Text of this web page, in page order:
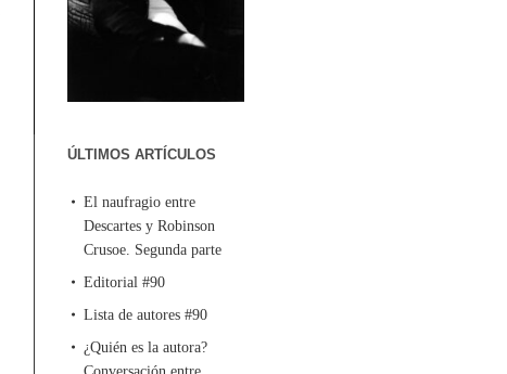
ÚLTIMOS ARTÍCULOS
El naufragio entre
Descartes y Robinson
Crusoe. Segunda parte
Editorial #90
Lista de autores #90
¿Quién es la autora?